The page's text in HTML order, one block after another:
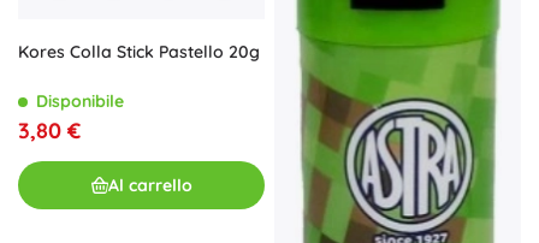
Kores Colla Stick Pastello 20g
Disponibile
3,80 €
Al carrello